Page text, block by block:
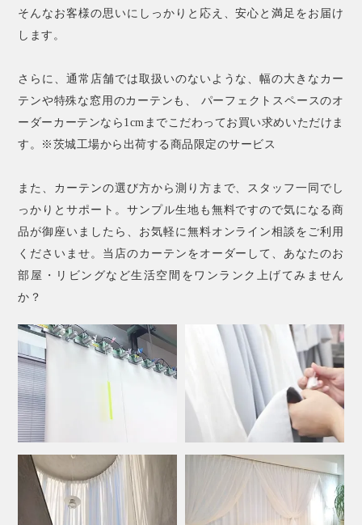
そんなお客様の思いにしっかりと応え、安心と満足をお届け
します。
さらに、通常店舗では取扱いのないような、幅の大きなカー
テンや特殊な窓用のカーテンも、 パーフェクトスペースのオ
ーダーカーテンなら1cmまでこだわってお買い求めいただけま
す。※茨城工場から出荷する商品限定のサービス
また、カーテンの選び方から測り方まで、スタッフ一同でし
っかりとサポート。サンプル生地も無料ですので気になる商
品が御座いましたら、お気軽に無料オンライン相談をご利用
くださいませ。当店のカーテンをオーダーして、あなたのお
部屋・リビングなど生活空間をワンランク上げてみません
か？